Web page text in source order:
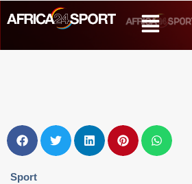
Sport